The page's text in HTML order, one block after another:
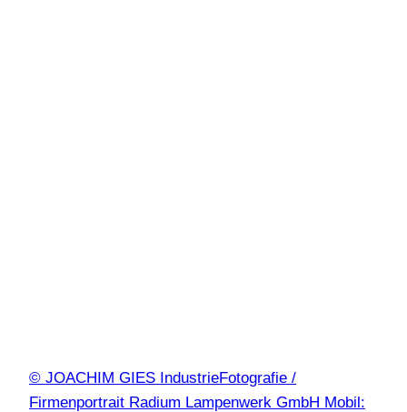
© JOACHIM GIES IndustrieFotografie /
Firmenportrait Radium Lampenwerk GmbH Mobil: